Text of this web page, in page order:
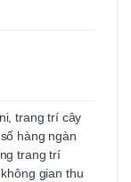
trang trí cây
hàng ngàn
trang trí